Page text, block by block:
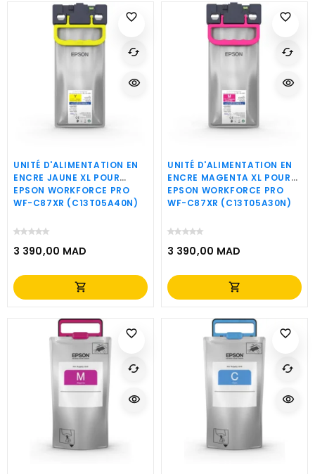
favorite_border
UNITÉ D'ALIMENTATION EN
ENCRE JAUNE XL POUR
EPSON WORKFORCE PRO
WF-C87XR (C13T05A40N)
3 390,00 MAD
Prix
shopping_cart
cached
visibility
favorite_border
UNITÉ D'ALIMENTATION EN
ENCRE MAGENTA XL POUR
EPSON WORKFORCE PRO
WF-C87XR (C13T05A30N)
3 390,00 MAD
Prix
shopping_cart
cached
visibility
favorite_border
cached
visibility
favorite_border
cached
visibility